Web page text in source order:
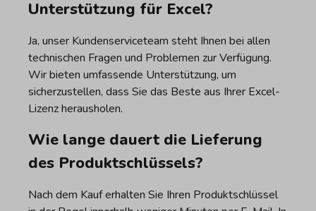
Unterstützung für Excel?
Ja, unser Kundenserviceteam steht Ihnen bei allen
technischen Fragen und Problemen zur Verfügung.
Wir bieten umfassende Unterstützung, um
sicherzustellen, dass Sie das Beste aus Ihrer Excel-
Lizenz herausholen.
Wie lange dauert die Lieferung
des Produktschlüssels?
Nach dem Kauf erhalten Sie Ihren Produktschlüssel